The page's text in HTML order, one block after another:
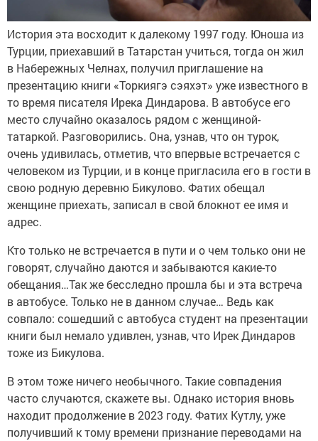
История эта восходит к далекому 1997 году. Юноша из
Турции, приехавший в Татарстан учиться, тогда он жил
в Набережных Челнах, получил приглашение на
презентацию книги «Торкиягэ сэяхэт» уже известного в
то время писателя Ирека Диндарова. В автобусе его
место случайно оказалось рядом с женщиной-
татаркой. Разговорились. Она, узнав, что он турок,
очень удивилась, отметив, что впервые встречается с
человеком из Турции, и в конце пригласила его в гости в
свою родную деревню Бикулово. Фатих обещал
женщине приехать, записал в свой блокнот ее имя и
адрес.
Кто только не встречается в пути и о чем только они не
говорят, случайно даются и забываются какие-то
обещания…Так же бесследно прошла бы и эта встреча
в автобусе. Только не в данном случае… Ведь как
совпало: сошедший с автобуса студент на презентации
книги был немало удивлен, узнав, что Ирек Диндаров
тоже из Бикулова.
В этом тоже ничего необычного. Такие совпадения
часто случаются, скажете вы. Однако история вновь
находит продолжение в 2023 году. Фатих Кутлу, уже
получивший к тому времени признание переводами на